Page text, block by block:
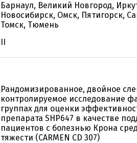
Барнаул, Великий Новгород,
Новосибирск, Омск, Пятигорск,
Томск, Тюмень
II
Рандомизированное, двойное
контролируемое исследование
группах для оценки
препарата SHP647 в качестве
пациентов с болезнью Крона
тяжести (CARMEN CD 307)